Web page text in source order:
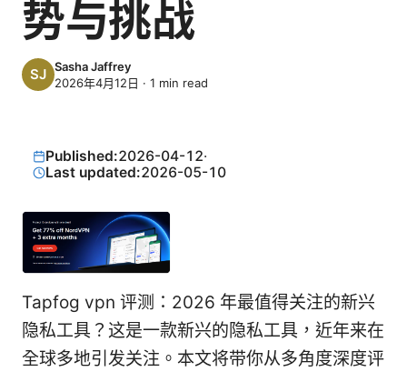
势与挑战
Sasha Jaffrey
2026年4月12日 · 1 min read
Published:2026-04-12·
Last updated:2026-05-10
Tapfog vpn 评测：2026 年最值得关注的新兴
隐私工具？这是一款新兴的隐私工具，近年来在
全球多地引发关注。本文将带你从多角度深度评